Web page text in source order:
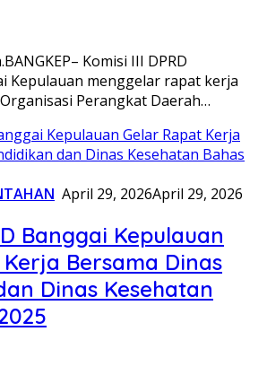
Komisi III DPRD
Kepulauan menggelar rapat kerja
Perangkat Daerah…
April 29, 2026April 29, 2026
Banggai Kepulauan
Bersama Dinas
Dinas Kesehatan